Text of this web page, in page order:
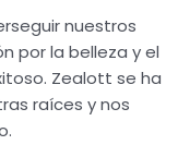
nuestros
por la belleza y el
Zealott se ha
raíces y nos